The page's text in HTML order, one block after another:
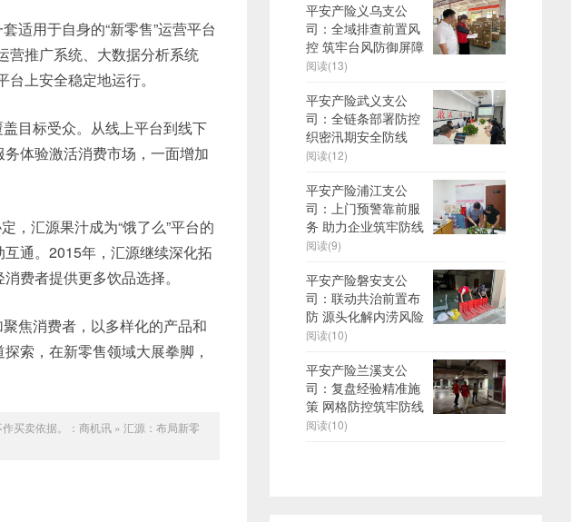
适用于自身的“新零售”运营平台
营推广系统、大数据分析系统
上安全稳定地运行。
目标受众。从线上平台到线下
体验激活消费市场，一面增加
，汇源果汁成为“饿了么”平台的
通。2015年，汇源继续深化拓
费者提供更多饮品选择。
焦消费者，以多样化的产品和
索，在新零售领域大展拳脚，
买卖依据。： 商机讯» 汇源：布局新零
平安产险义乌支公
司：全域排查前置风
控 筑牢台风防御屏障
阅读(13)
平安产险武义支公
司：全链条部署防控
织密汛期安全防线
阅读(12)
平安产险浦江支公
司：上门预警靠前服
务 助力企业筑牢防线
阅读(9)
平安产险磐安支公
司：联动共治前置布
防 源头化解内涝风险
阅读(10)
平安产险兰溪支公
司：复盘经验精准施
策 网格防控筑牢防线
阅读(10)